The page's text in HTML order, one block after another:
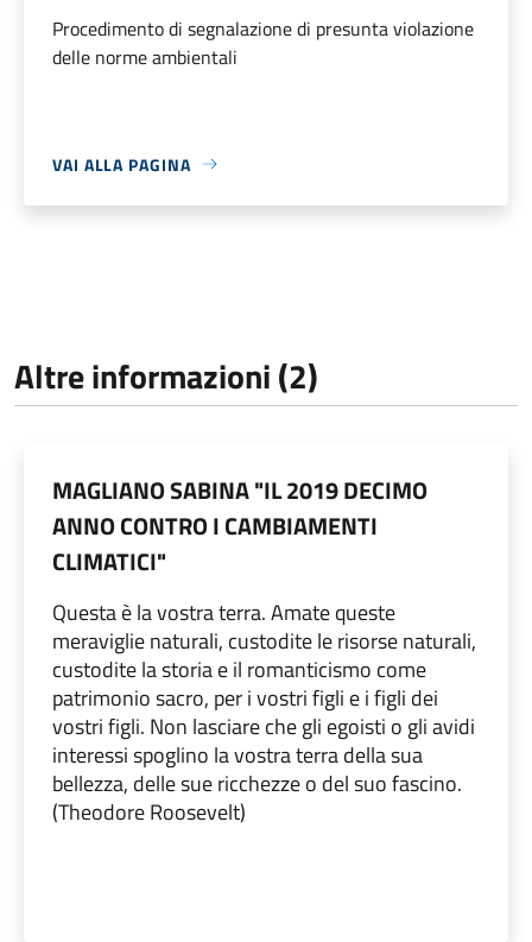
Procedimento di segnalazione di presunta violazione
delle norme ambientali
VAI ALLA PAGINA
Altre informazioni (2)
MAGLIANO SABINA "IL 2019 DECIMO
ANNO CONTRO I CAMBIAMENTI
CLIMATICI"
Questa è la vostra terra. Amate queste
meraviglie naturali, custodite le risorse naturali,
custodite la storia e il romanticismo come
patrimonio sacro, per i vostri figli e i figli dei
vostri figli. Non lasciare che gli egoisti o gli avidi
interessi spoglino la vostra terra della sua
bellezza, delle sue ricchezze o del suo fascino.
(Theodore Roosevelt)